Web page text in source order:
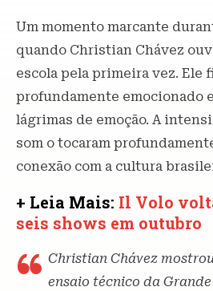
Um momento marcante
quando Christian Chávez
escola pela primeira vez. Ele
profundamente emocionado
lágrimas de emoção. A
som o tocaram
conexão com a cultura
+ Leia Mais: Il Volo
seis shows em outubro
Christian Chávez
ensaio técnico da